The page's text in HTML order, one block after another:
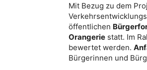
Mit Bezug zu dem
öffentlichen
Orangerie statt. Im
bewertet werden.
Bürgerinnen und